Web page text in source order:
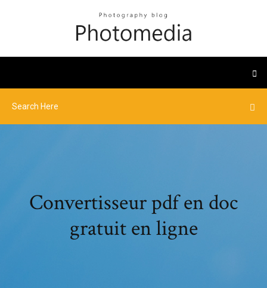
Convertisseur pdf en doc
gratuit en ligne